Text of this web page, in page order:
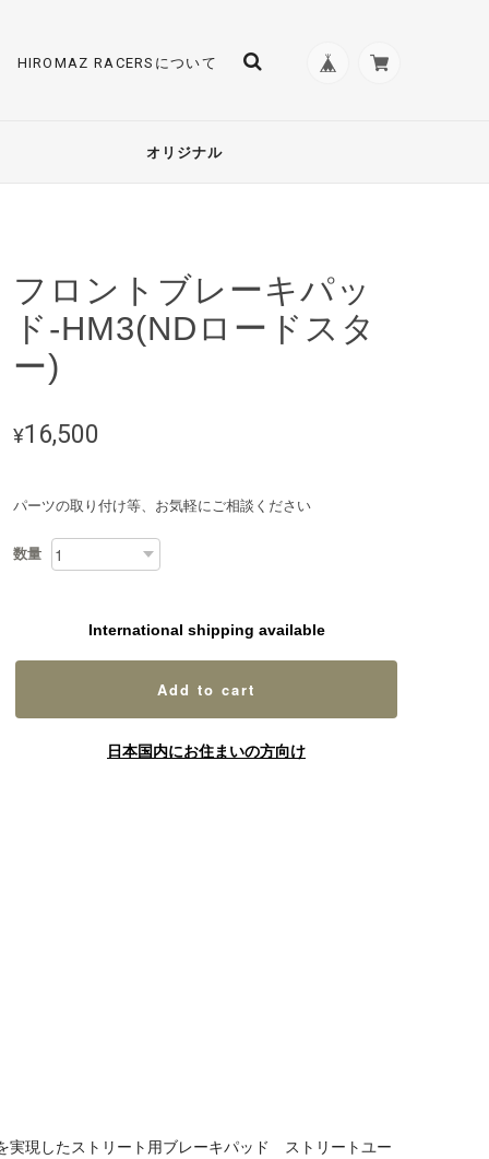
HIROMAZ RACERSについて
オリジナル
フロントブレーキパッ
ド-HM3(NDロードスタ
ー)
¥16,500
パーツの取り付け等、お気軽にご相談ください
数量
International shipping available
Add to cart
日本国内にお住まいの方向け
実現したストリート用ブレーキパッド ストリートユー